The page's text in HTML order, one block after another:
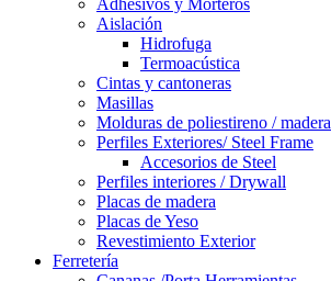
Adhesivos y Morteros
Aislación
Hidrofuga
Termoacústica
Cintas y cantoneras
Masillas
Molduras de poliestireno / madera
Perfiles Exteriores/ Steel Frame
Accesorios de Steel
Perfiles interiores / Drywall
Placas de madera
Placas de Yeso
Revestimiento Exterior
Ferretería